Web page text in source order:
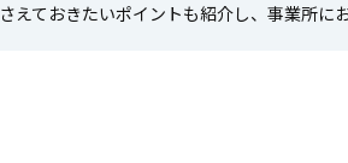
えておきたいポイントも紹介し、事業所に